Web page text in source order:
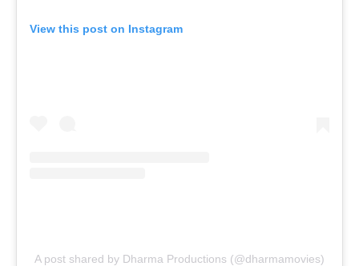
View this post on Instagram
A post shared by Dharma Productions (@dharmamovies)